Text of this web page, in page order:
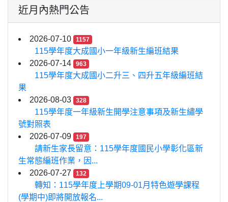
近月內熱門公告
2026-07-10 1157
115學年度大成國小一年級新生編班結果
2026-07-14
963
115學年度大成國小二升三、四升五年級編班結
果
2026-08-03
328
115學年度一年級新生開學注意事項及新生繡學
號對照表
2026-07-09
197
請新生家長留意：115學年度國民小學彰化區新
生常態編班作業，因...
2026-07-27
132
轉知：115學年度上學期09-01月特色遊學課程
(學期中)即將開放報名...